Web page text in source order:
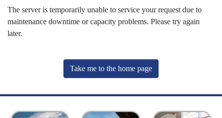
The server is temporarily unable to service your request due to
maintenance downtime or capacity problems. Please try again
later.
Take me to the home page